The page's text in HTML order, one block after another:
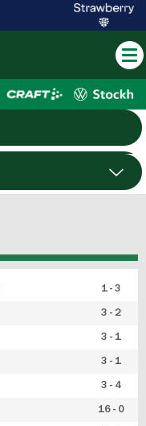
1 - 3
3 - 2
3 - 1
3 - 1
3 - 4
16 - 0